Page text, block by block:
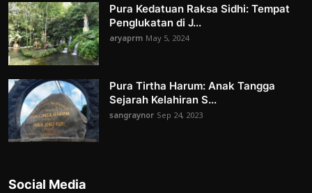
Pura Kedatuan Raksa Sidhi: Tempat
Penglukatan di J...
aryaprm May 5, 2024
Pura Tirtha Harum: Anak Tangga
Sejarah Kelahiran S...
sangraynor Sep 24, 2023
Social Media